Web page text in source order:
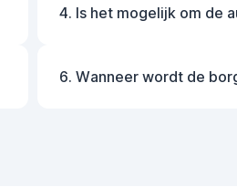
4. Is het mogelijk om de
6. Wanneer wordt de